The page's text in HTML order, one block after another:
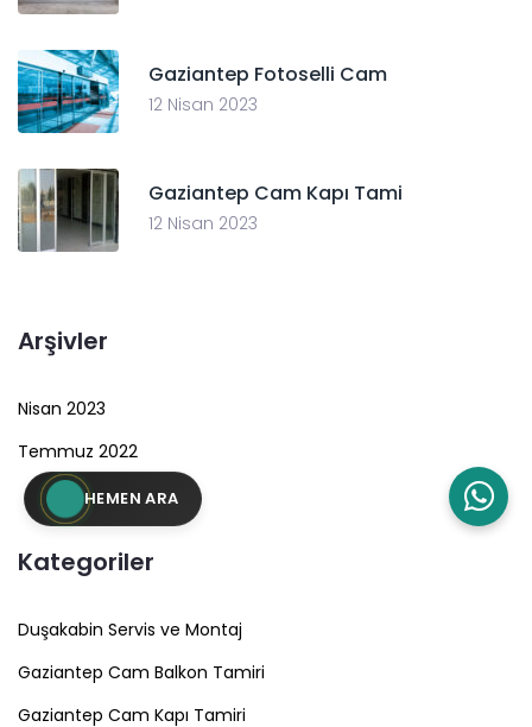
Gaziantep Fotoselli Cam
12 Nisan 2023
Gaziantep Cam Kapı Tami
12 Nisan 2023
Arşivler
Nisan 2023
Temmuz 2022
Kategoriler
Duşakabin Servis ve Montaj
Gaziantep Cam Balkon Tamiri
Gaziantep Cam Kapı Tamiri
HEMEN ARA